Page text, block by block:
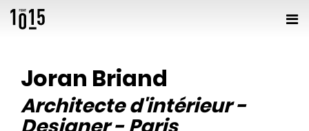
Joran Briand
Architecte d'intérieur-